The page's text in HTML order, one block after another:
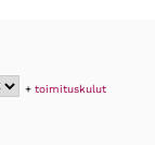
+toimituskulut